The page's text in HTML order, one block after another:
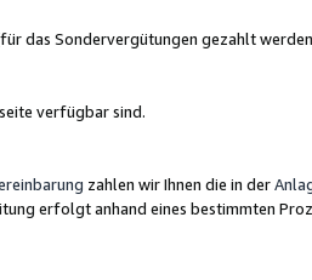
das Sondervergütungen gezahlt
verfügbar sind.
zahlen wir Ihnen die in der
erfolgt anhand eines bestimmten